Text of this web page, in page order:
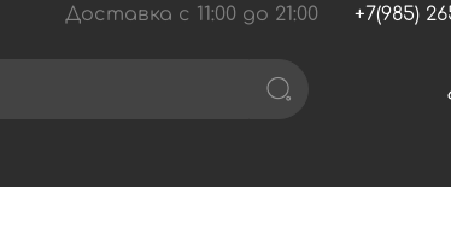
Доставка с 11:00 до 21:00 +7(985)